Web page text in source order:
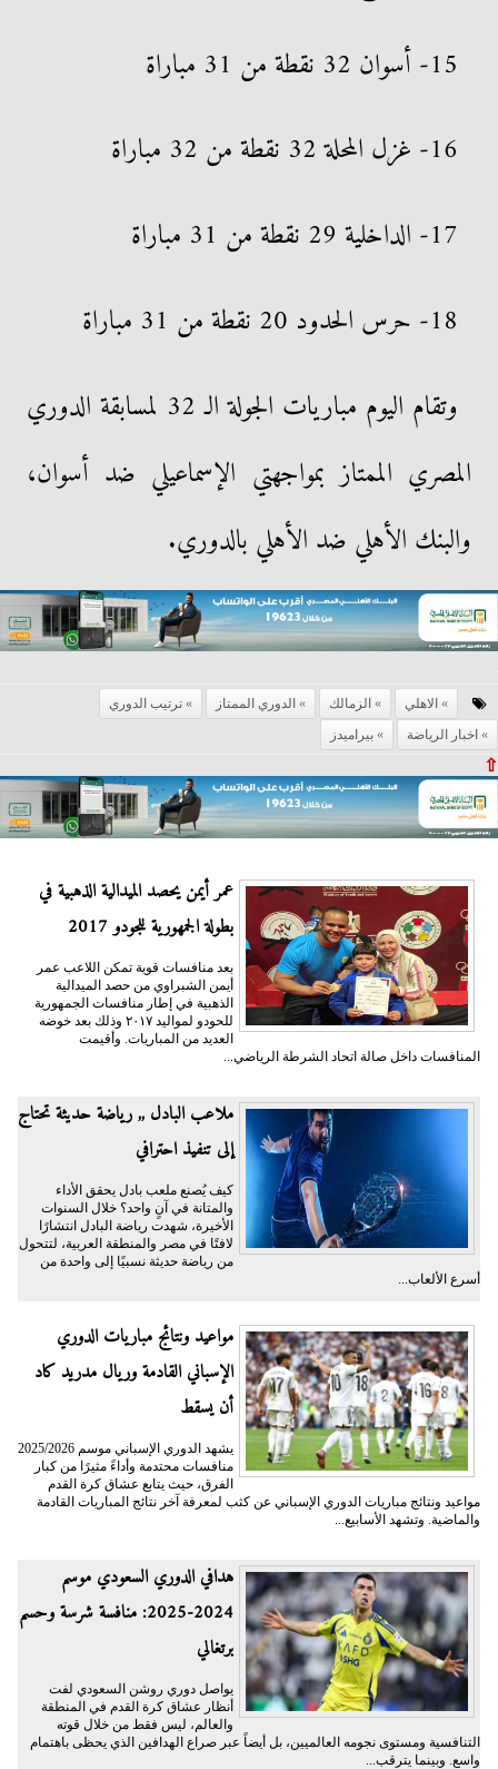
15- أسوان 32 نقطة من 31 مباراة
16- غزل المحلة 32 نقطة من 32 مباراة
17- الداخلية 29 نقطة من 31 مباراة
18- حرس الحدود 20 نقطة من 31 مباراة
وتقام اليوم مباريات الجولة الـ 32 لمسابقة الدوري
المصري الممتاز بمواجهتي الإسماعيلي ضد أسوان،
والبنك الأهلي ضد الأهلي بالدوري.
الاهلي الزمالك الدوري الممتاز
ترتيب الدوري
اخبار الرياضة
بيراميدز
⇧
عمر أيمن يحصد الميدالية الذهبية في
بطولة الجمهورية للجودو 2017
بعد منافسات قوية تمكن اللاعب عمر
أيمن الشبراوي من حصد الميدالية
الذهبية في إطار منافسات الجمهورية
للحودو لمواليد ٢٠١٧ وذلك بعد خوضه
العديد من المباريات. وأقيمت
المنافسات داخل صالة اتحاد الشرطة الرياضي...
ملاعب البادل ,, رياضة حديثة تحتاج
إلى تنفيذ احترافي
كيف يُصنع ملعب بادل يحقق الأداء
والمتانة في آنٍ واحد؟ خلال السنوات
الأخيرة، شهدت رياضة البادل انتشارًا
لافتًا في مصر والمنطقة العربية، لتتحول
من رياضة حديثة نسبيًا إلى واحدة من
أسرع الألعاب...
مواعيد ونتائج مباريات الدوري
الإسباني القادمة وريال مدريد كاد
أن يسقط
يشهد الدوري الإسباني موسم 2025/2026
منافسات محتدمة وأداءً مثيرًا من كبار
الفرق، حيث يتابع عشاق كرة القدم
مواعيد ونتائج مباريات الدوري الإسباني عن كثب لمعرفة آخر نتائج المباريات القادمة
والماضية. وتشهد الأسابيع...
هدافي الدوري السعودي موسم
2024-2025: منافسة شرسة وحسم
برتغالي
يواصل دوري روشن السعودي لفت
أنظار عشاق كرة القدم في المنطقة
والعالم، ليس فقط من خلال قوته
التنافسية ومستوى نجومه العالميين، بل أيضاً عبر صراع الهدافين الذي يحظى باهتمام
واسع. وبينما يترقب...